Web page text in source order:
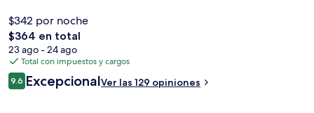
amenidades que verás en este hotel de lujo son una alberca
techada, un bar o lounge y sala de fitness.
$342 por noche
El
precio
total
es
de
$364 en total
23 ago - 24 ago
Total con impuestos y cargos
Opiniones
9.69.6 de 10,
ExcepcionalVer las 129 opiniones